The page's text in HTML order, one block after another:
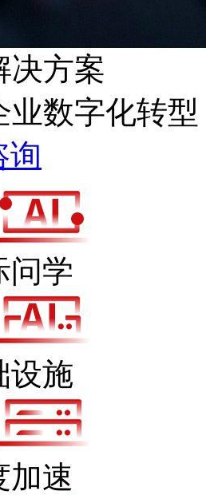
决方案
数字化转型
询
问学
设施
加速